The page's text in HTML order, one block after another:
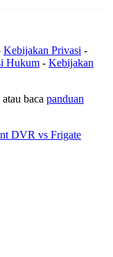
Kebijakan Privasi -
Hukum - Kebijakan
atau baca panduan
DVR vs Frigate